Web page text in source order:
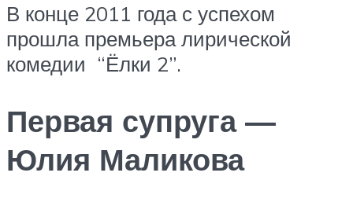
В конце 2011 года с успехом
прошла премьера лирической
комедии “Ёлки 2”.
Первая супруга —
Юлия Маликова